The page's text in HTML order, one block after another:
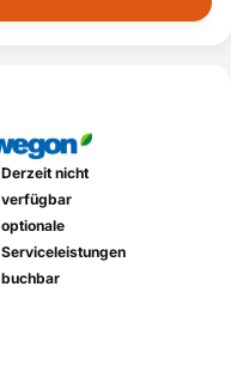
Derzeit nicht
verfügbar
optionale
Serviceleistungen
buchbar